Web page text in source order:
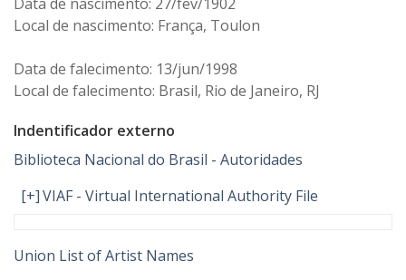
Local de nascimento: França, Toulon
Data de falecimento: 13/jun/1998
Local de falecimento: Brasil, Rio de Janeiro, RJ
Indentificador externo
Biblioteca Nacional do Brasil - Autoridades
[+]VIAF - Virtual International Authority File
Union List of Artist Names